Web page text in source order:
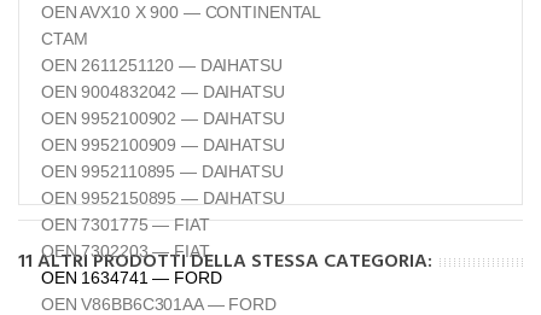
OEN AVX10 X 900 — CONTINENTAL
CTAM
OEN 2611251120 — DAIHATSU
OEN 9004832042 — DAIHATSU
OEN 9952100902 — DAIHATSU
OEN 9952100909 — DAIHATSU
OEN 9952110895 — DAIHATSU
OEN 9952150895 — DAIHATSU
OEN 7301775 — FIAT
OEN 7302203 — FIAT
OEN 1634741 — FORD
OEN V86BB6C301AA — FORD
11 ALTRI PRODOTTI DELLA STESSA CATEGORIA: